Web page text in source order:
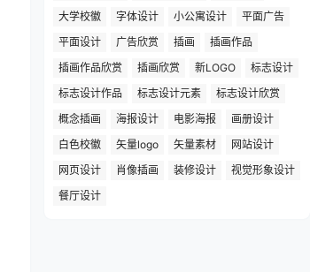
大学校徽
字体设计 小公寓设计
平面广告
平面设计
广告欣赏 插画
插画作品
插画作品欣赏
插画欣赏 新LOGO
标志设计
标志设计作品
标志设计元素
标志设计欣赏
概念插画
海报设计 电影海报
画册设计
白色校徽
矢量logo 矢量素材
网站设计
网页设计
肖像插画 装修设计
视觉形象设计
餐厅设计